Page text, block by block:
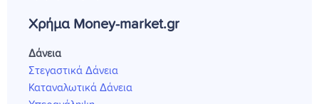
Χρήμα Money-market.gr
Δάνεια
Στεγαστικά Δάνεια
Καταναλωτικά Δάνεια